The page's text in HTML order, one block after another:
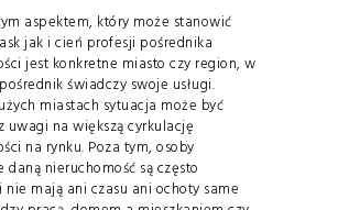
aspektem, który może stanowić
jak i cień profesji pośrednika
jest konkretne miasto czy region, w
świadczy swoje usługi.
miastach sytuacja może być
uwagi na większą cyrkulację
na rynku. Poza tym, osoby
daną nieruchomość są często
nie mają ani czasu ani ochoty same